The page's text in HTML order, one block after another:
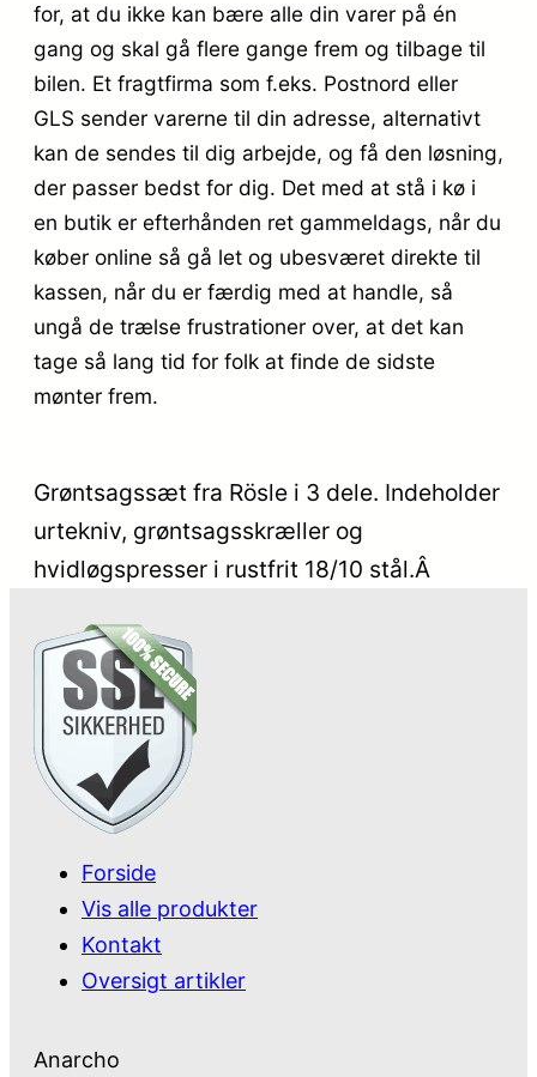
for, at du ikke kan bære alle din varer på én
gang og skal gå flere gange frem og tilbage til
bilen. Et fragtfirma som f.eks. Postnord eller
GLS sender varerne til din adresse, alternativt
kan de sendes til dig arbejde, og få den løsning,
der passer bedst for dig. Det med at stå i kø i
en butik er efterhånden ret gammeldags, når du
køber online så gå let og ubesværet direkte til
kassen, når du er færdig med at handle, så
ungå de trælse frustrationer over, at det kan
tage så lang tid for folk at finde de sidste
mønter frem.
Grøntsagssæt fra Rösle i 3 dele. Indeholder
urtekniv, grøntsagsskræller og
hvidløgspresser i rustfrit 18/10 stål.Â
Forside
Vis alle produkter
Kontakt
Oversigt artikler
Anarcho